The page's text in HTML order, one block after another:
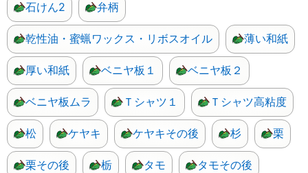
石けん2 弁柄
乾性油・蜜蝋ワックス・リボスオイル 薄い和紙
厚い和紙 ベニヤ板１ ベニヤ板２
ベニヤ板ムラ Ｔシャツ１ Ｔシャツ高粘度
松 ケヤキ ケヤキその後 杉 栗
栗その後 栃 タモ タモその後